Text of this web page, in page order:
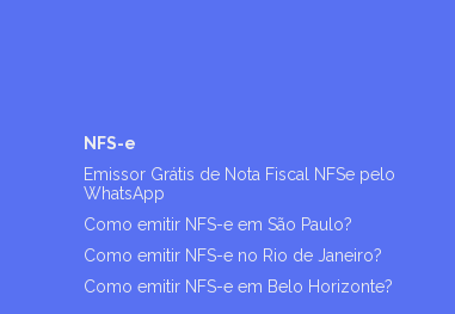
NFS-e
Emissor Grátis de Nota Fiscal NFSe pelo
WhatsApp
Como emitir NFS-e em São Paulo?
Como emitir NFS-e no Rio de Janeiro?
Como emitir NFS-e em Belo Horizonte?